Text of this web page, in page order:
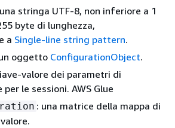
stringa UTF-8, non inferiore a 1
byte di lunghezza,
a Single-line string pattern.
oggetto ConfigurationObject.
valore dei parametri di
le sessioni. AWS Glue
: una matrice della mappa di